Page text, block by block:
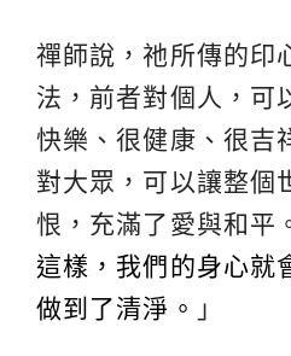
禪師說，祂所傳的印
法，前者對個人，可
快樂、很健康、很吉
對大眾，可以讓整個
恨，充滿了愛與和平
這樣，我們的身心就
做到了清淨。 」